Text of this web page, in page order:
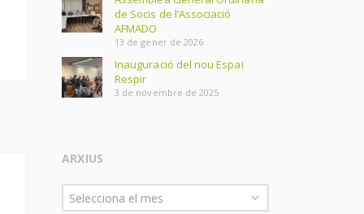
de Socis de l’Associació
AFMADO
13 de gener de 2026
Inauguració del nou Espai
Respir
3 de novembre de 2025
ARXIUS
Arxius
Selecciona el mes